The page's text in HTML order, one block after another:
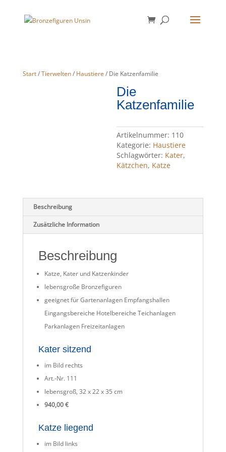
Start/Tierwelten/ Haustiere / Die Katzenfamilie
Die
Katzenfamilie
Artikelnummer: 110
Kategorie: Haustiere
Schlagwörter: Kater,
Kätzchen, Katze
Beschreibung
Zusätzliche Information
Beschreibung
Katze, Kater und Katzenkinder
lebensgroße Bronzefiguren
geeignet für Gartenanlagen Empfangshallen
Eingangsbereiche Hotelbereiche Teichanlagen
Parkanlagen Freizeitanlagen
Kater sitzend
im Bild rechts
Art.-Nr. 111
lebensgroß, 32 x 22 x 35 cm
940,00 €
Katze liegend
im Bild links